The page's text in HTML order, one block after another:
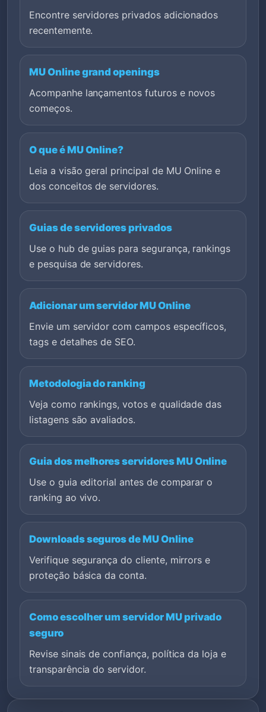
Encontre servidores privados adicionados
recentemente.
MU Online grand openings
Acompanhe lançamentos futuros e novos
começos.
O que é MU Online?
Leia a visão geral principal de MU Online e
dos conceitos de servidores.
Guias de servidores privados
Use o hub de guias para segurança, rankings
e pesquisa de servidores.
Adicionar um servidor MU Online
Envie um servidor com campos específicos,
tags e detalhes de SEO.
Metodologia do ranking
Veja como rankings, votos e qualidade das
listagens são avaliados.
Guia dos melhores servidores MU Online
Use o guia editorial antes de comparar o
ranking ao vivo.
Downloads seguros de MU Online
Verifique segurança do cliente, mirrors e
proteção básica da conta.
Como escolher um servidor MU privado
seguro
Revise sinais de confiança, política da loja e
transparência do servidor.